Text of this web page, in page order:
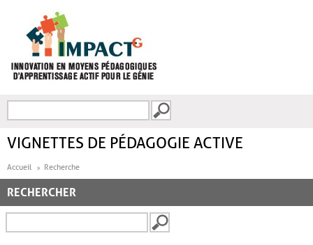
FORMULAIRE DE
VIGNETTES DE PÉDAGOGIE ACTIVE
Accueil Recherche
RECHERCHER